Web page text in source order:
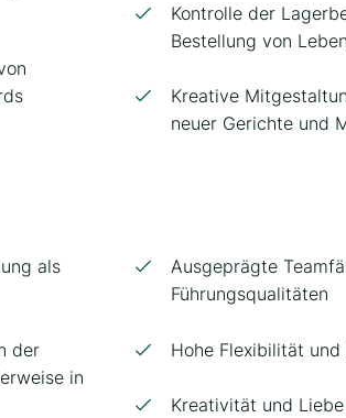
Kontrolle der
Bestellung von
Kreative
neuer Gerichte und
als
der
in
Ausgeprägte
Führungsqualitäten
Hohe Flexibilität
Kreativität und